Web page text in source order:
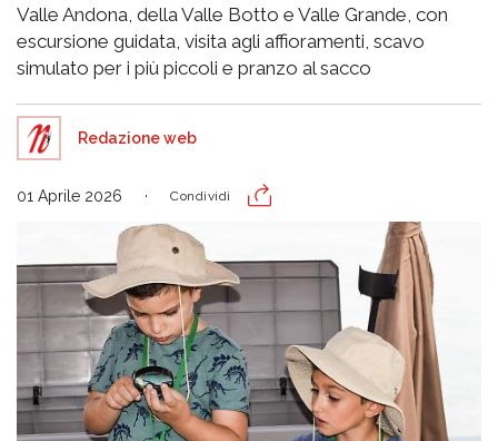
Valle Andona, della Valle Botto e Valle Grande, con
escursione guidata, visita agli affioramenti, scavo
simulato per i più piccoli e pranzo al sacco
Redazione web
01 Aprile 2026 Condividi